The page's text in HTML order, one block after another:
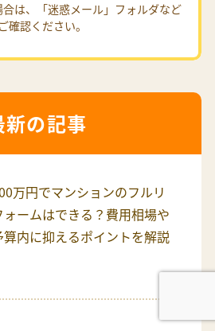
は、「迷惑メール」フォルダなど
確認ください。
新の記事
万円でマンションのフルリ
ォームはできる？費用相場や
算内に抑えるポイントを解説